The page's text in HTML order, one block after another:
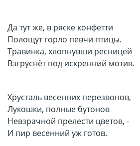
Да тут же, в ряске конфетти
Полощут горло певчи птицы.
Травинка, хлопнувши ресницей
Взгруснёт под искренний мотив.
Хрусталь весенних перезвонов,
Лукошки, полные бутонов
Невзрачной прелести цветов, -
И пир весенний уж готов.